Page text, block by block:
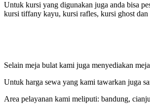
Untuk kursi yang digunakan juga anda bisa
kursi tiffany kayu, kursi rafles, kursi ghost
Selain meja bulat kami juga menyediakan
Untuk harga sewa yang kami tawarkan juga
Area pelayanan kami meliputi: bandung,